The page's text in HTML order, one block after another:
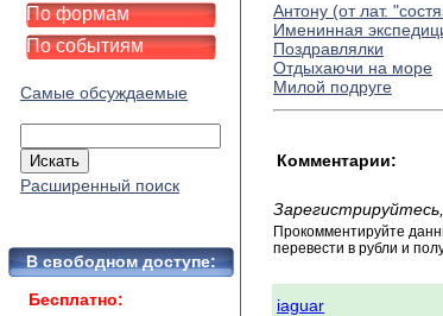
По формам
По событиям
Самые обсуждаемые
Расширенный поиск
В свободном доступе:
Бесплатно:
Антону (от лат.
Именинная
Поздравлялки
Отдыхаючи на море
Милой подруге
Комментарии:
Прокомментируйте
перевести в рубли и
iaguar